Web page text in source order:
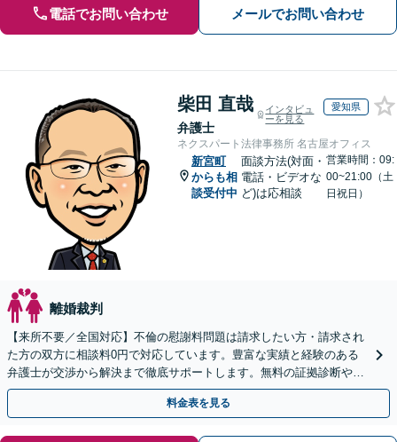
電話でお問い合わせ メールでお問い合わせ
柴田 直哉
弁護士
インタビュ
ーを見る
愛知県
ネクスパート法律事務所 名古屋オフィス
新宮町
からも相
談受付中
面談方法(対面・
電話・ビデオな
ど)は応相談
営業時間：09:
00~21:00（土
日祝日）
離婚裁判
【来所不要／全国対応】不倫の慰謝料問題は請求したい方・請求され
た方の双方に相談料0円で対応しています。豊富な実績と経験のある
弁護士が交渉から解決まで徹底サポートします。無料の証拠診断や着
手金の返還保証もありますので安心してご相談ください。
料金表を見る